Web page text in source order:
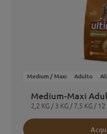
Medium / Maxi Adulto
Medium-Maxi
2,2 KG / 3 KG / 7,5 KG / 12